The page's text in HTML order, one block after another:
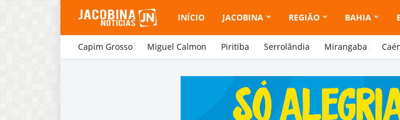
INÍCIO JACOBINA REGIÃO BAHIA
Capim Grosso Miguel Calmon Piritiba Serrolândia Mirangaba